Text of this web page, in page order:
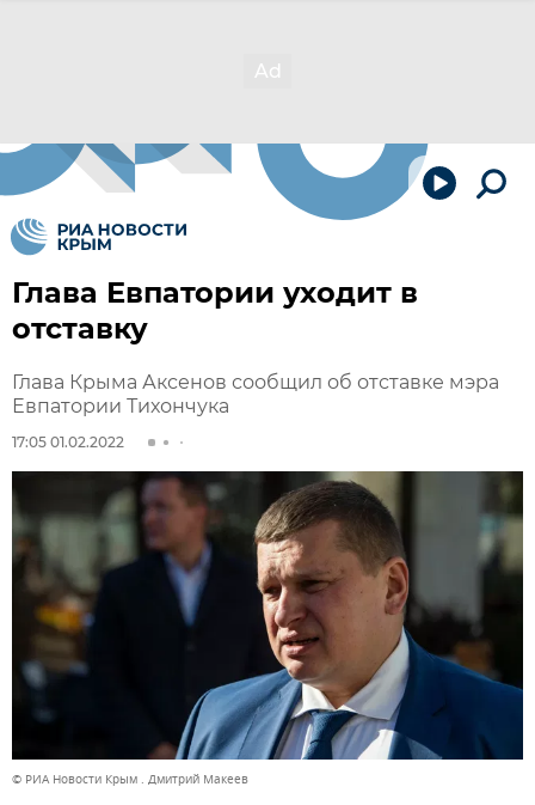
Глава Евпатории уходит в
отставку
Глава Крыма Аксенов сообщил об отставке мэра
Евпатории Тихончука
17:05 01.02.2022
© РИА Новости Крым . Дмитрий Макеев